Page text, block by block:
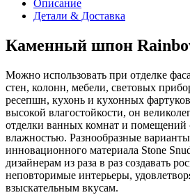
Описание
Детали & Доставка
Каменный шпон
Можно использовать при отделке
стен, колонн, мебели, световых
ресепшн, кухонь и кухонных
высокой влагостойкости, он
отделки ванных комнат и
влажностью. Разнообразные
инновационного материала Stone
дизайнерам из раза в раз создавать
неповторимые интерьеры,
взыскательным вкусам.